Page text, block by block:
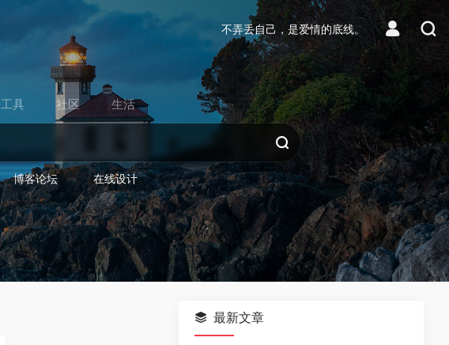
不弄丢自己，是爱情的底线。
工具 社区 生活
博客论坛 在线设计
最新文章